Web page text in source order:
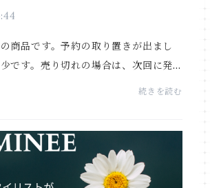
商品です。予約の取り置きが出まし
です。売り切れの場合は、次回に発
続きを読む